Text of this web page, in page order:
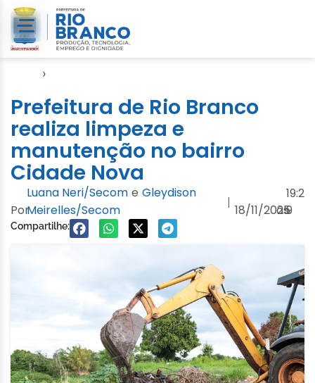
›
Prefeitura de Rio Branco
realiza limpeza e
manutenção no bairro
Cidade Nova
Por
Luana Neri/Secom e Gleydison
Meirelles/Secom
|
18/11/2025
às
19:2
9
Compartilhe: